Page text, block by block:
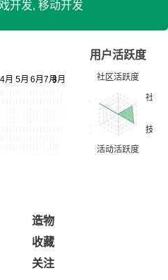
开发, 移动开发
用户活跃度
造物
收藏
关注